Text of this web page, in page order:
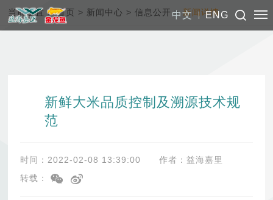
中文 ENG
当前位置：首页 > 新闻中心 > 信息公开 > 新闻详情
新鲜大米品质控制及溯源技术规
范
时间：2022-02-08 13:39:00
作者：益海嘉里
转载：